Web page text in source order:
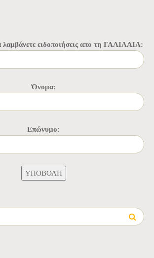
λαμβάνετε ειδοποιήσεις απο τη ΓΑΛΙΛΑΙΑ:
Όνομα:
Επώνυμο: